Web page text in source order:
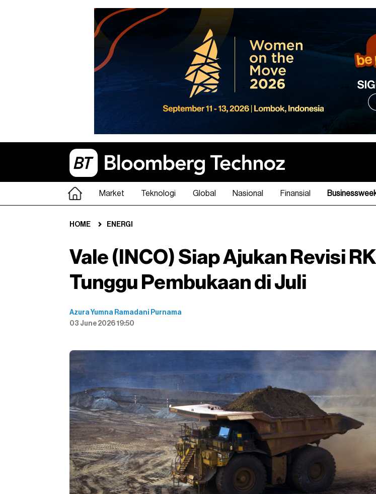
Market Teknologi Global Nasional Finansial
HOME ENERGI
Vale (INCO) Siap Ajukan Revisi
Tunggu Pembukaan di Juli
Azura Yumna Ramadani Purnama
03 June 2026 19:50